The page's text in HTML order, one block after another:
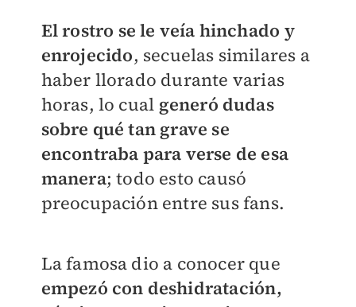
El rostro se le veía hinchado y
enrojecido, secuelas similares a
haber llorado durante varias
horas, lo cual generó dudas
sobre qué tan grave se
encontraba para verse de esa
manera; todo esto causó
preocupación entre sus fans.
La famosa dio a conocer que
empezó con deshidratación,